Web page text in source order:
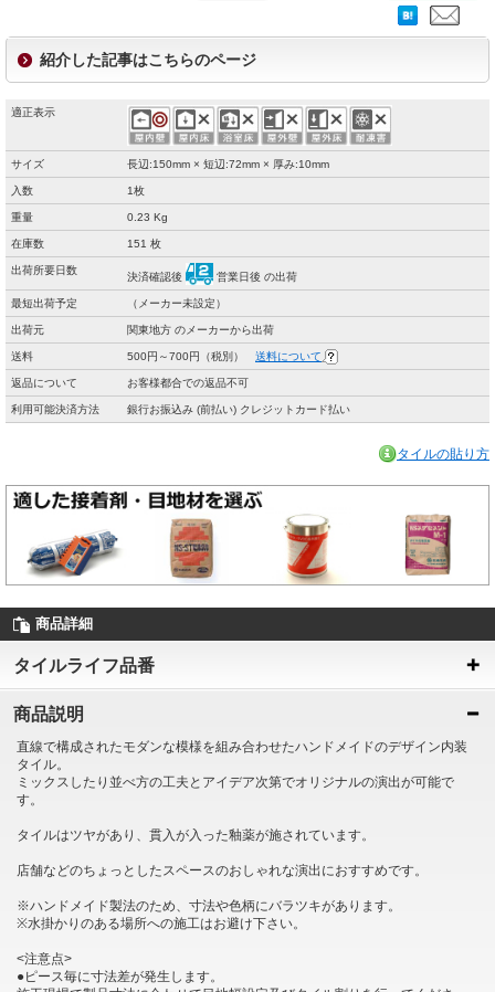
紹介した記事はこちらのページ
適正表示
サイズ 長辺:150mm × 短辺:72mm × 厚み:10mm
入数 1枚
重量 0.23 Kg
在庫数 151 枚
出荷所要日数
決済確認後 営業日後 の出荷
最短出荷予定 （メーカー未設定）
出荷元 関東地方 のメーカーから出荷
送料 500円～700円（税別） 送料について
返品について お客様都合での返品不可
利用可能決済方法 銀行お振込み (前払い) クレジットカード払い
タイルの貼り方
商品詳細
タイルライフ品番
商品説明
直線で構成されたモダンな模様を組み合わせたハンドメイドのデザイン内装
タイル。
ミックスしたり並べ方の工夫とアイデア次第でオリジナルの演出が可能で
す。
タイルはツヤがあり、貫入が入った釉薬が施されています。
店舗などのちょっとしたスペースのおしゃれな演出におすすめです。
※ハンドメイド製法のため、寸法や色柄にバラツキがあります。
※水掛かりのある場所への施工はお避け下さい。
<注意点>
●ピース毎に寸法差が発生します。